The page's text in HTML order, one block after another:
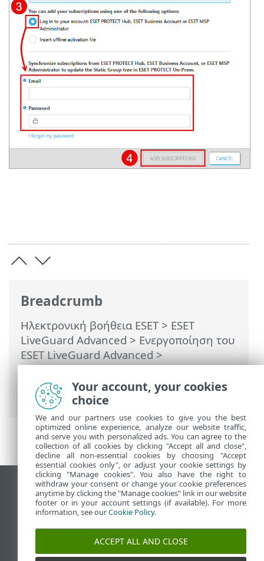
Breadcrumb
Ηλεκτρονική βοήθεια ESET> ESET
LiveGuard Advanced > Ενεργοποίηση του
ESET LiveGuard Advanced>
Συγχρονισμός το ESET PROTECT On-Prem
με το ESET PROTECT Hub/ESET Business
Account/ESET MSP Administrator
Προβολή ιστότοπου επιφάνειας εργασίας
End of Life
Γνωσιακή βάση ESET
Ομάδα συζήτησης ESET
ESET Status Portal
Your account, your cookies
choice
We and our partners use cookies to give you the best
optimized online experience, analyze our website traffic,
and serve you with personalized ads. You can agree to the
collection of all cookies by clicking "Accept all and close",
decline all non-essential cookies by choosing "Accept
essential cookies only", or adjust your cookie settings by
clicking "Manage cookies". You also have the right to
withdraw your consent or change your cookie preferences
anytime by clicking the "Manage cookies" link in our website
footer or in your account settings (if available). For more
information, see ourCookie Policy.
ACCEPT ALL AND CLOSE